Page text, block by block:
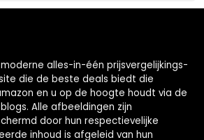
alles-in-één prijsvergelijkings-
die de beste deals biedt die
en u op de hoogte houdt via de
Alle afbeeldingen zijn
door hun respectievelijke
inhoud is afgeleid van hun